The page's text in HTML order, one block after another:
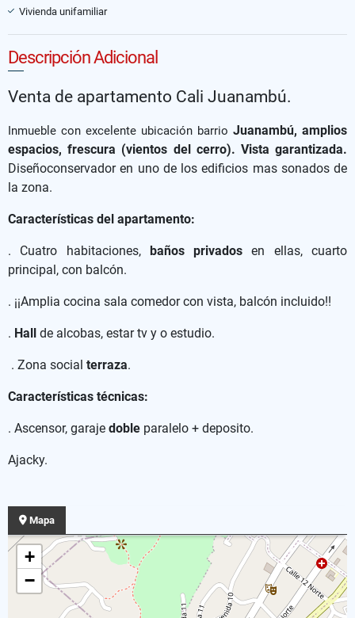
Vivienda unifamiliar
Descripción Adicional
Venta de apartamento Cali Juanambú.
Inmueble con excelente ubicación barrio Juanambú, amplios
espacios, frescura (vientos del cerro). Vista garantizada.
Diseñoconservador en uno de los edificios mas sonados de
la zona.
Características del apartamento:
. Cuatro habitaciones,baños privados en ellas, cuarto
principal, con balcón.
. ¡¡Amplia cocina sala comedor con vista, balcón incluido!!
. Hall de alcobas, estar tv y o estudio.
. Zona social terraza.
Características técnicas:
. Ascensor, garaje doble paralelo + deposito.
Ajacky.
Mapa
+
−